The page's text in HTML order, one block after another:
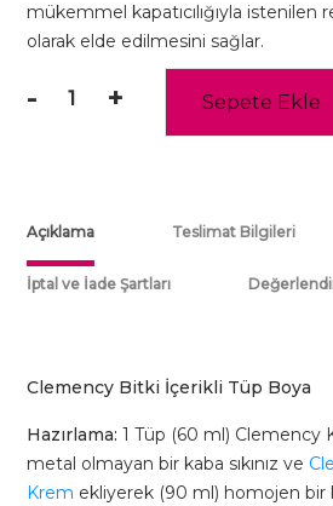
mükemmel kapatıcılığıyla istenilen
olarak elde edilmesini sağlar.
-Clemency
Bakır
Sarı
(7.44)
60gr
adet
+ Sepete Ekle
Açıklama Teslimat Bilgileri
İptal ve İade Şartları
Clemency Bitki İçerikli Tüp Boya
Hazırlama: 1 Tüp (60 ml) Clemency
metal olmayan bir kaba sıkınız ve
Krem ekliyerek (90 ml) homojen bir